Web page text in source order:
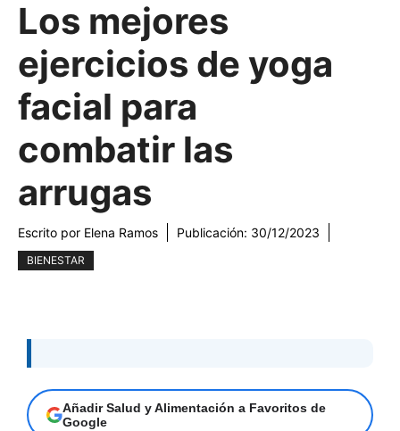
Los mejores
ejercicios de yoga
facial para
combatir las
arrugas
Escrito por Elena Ramos Publicación: 30/12/2023
BIENESTAR
Añadir Salud y Alimentación a Favoritos de
Google